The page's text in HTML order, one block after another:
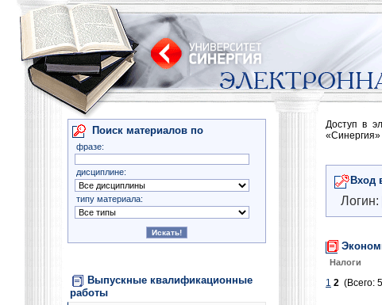
Поиск материалов по
фразе:
дисциплине:
типу материала:
Выпускные квалификационные
работы
Доступ в
«Синергия»
Вход
Логин:
Налоги
1 2 (Всего: